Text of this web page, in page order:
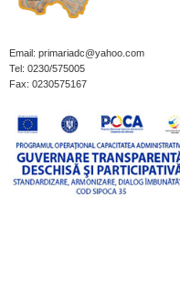
Email: primariadc@yahoo.com
Tel: 0230/575005
Fax: 0230575167